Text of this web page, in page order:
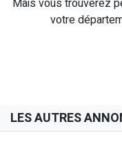
votre
LES AUTRES